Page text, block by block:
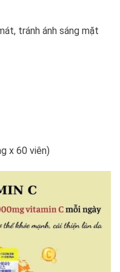
tránh ánh sáng mặt
x 60 viên)